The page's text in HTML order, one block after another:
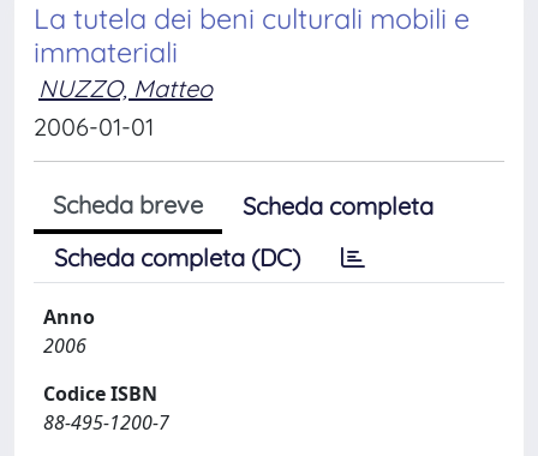
La tutela dei beni culturali mobili e
immateriali
NUZZO, Matteo
2006-01-01
Scheda breve
Scheda completa
Scheda completa (DC)
Anno
2006
Codice ISBN
88-495-1200-7